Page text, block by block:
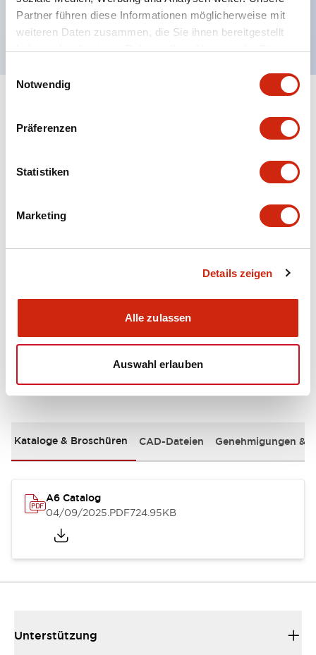
Partner führen diese Informationen möglicherweise mit
weiteren Daten zusammen, die Sie ihnen bereitgestellt
haben oder die sie im Rahmen Ihrer Nutzung der Dienste
Notwendig
Präferenzen
Statistiken
Marketing
Details zeigen
Alle zulassen
Auswahl erlauben
Silhouette umstellbar
Electrical Specifications (rated illuminated
Dokumente und Dateien
Kataloge & Broschüren CAD-Dateien Genehmigungen &
A6 Catalog
04/09/2025.PDF724.95KB
Unterstützung